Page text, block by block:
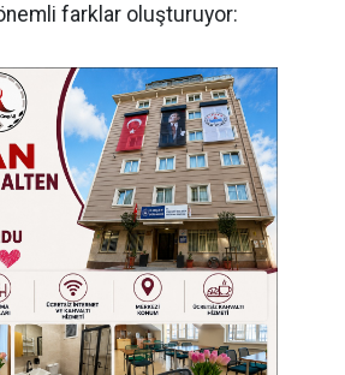
farklar oluşturuyor: